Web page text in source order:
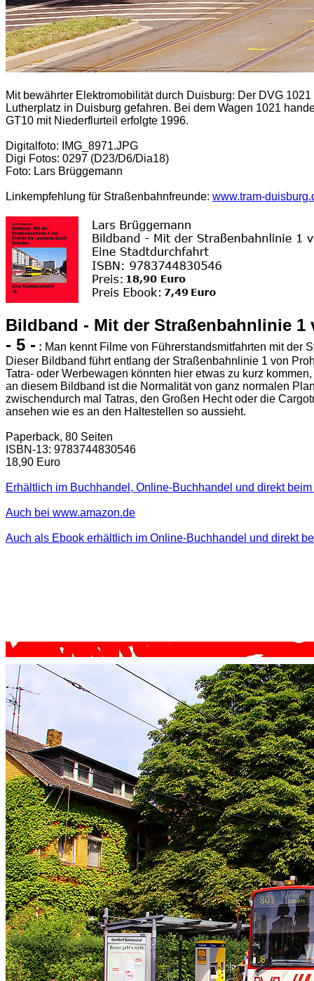
Mit bewährter Elektromobilität durch Duisburg: Der DVG
Lutherplatz in Duisburg gefahren. Bei dem Wagen 1021
GT10 mit Niederflurteil erfolgte 1996.
Digitalfoto: IMG_8971.JPG
Digi Fotos: 0297 (D23/D6/Dia18)
Foto: Lars Brüggemann
Linkempfehlung für Straßenbahnfreunde: www.tram-
Bildband - Mit der Straßenbahnlinie
- 5 - : Man kennt Filme von Führerstandsmitfahrten mit der
Dieser Bildband führt entlang der Straßenbahnlinie 1 von
Tatra- oder Werbewagen könnten hier etwas zu kurz
an diesem Bildband ist die Normalität von ganz normalen
zwischendurch mal Tatras, den Großen Hecht oder die
ansehen wie es an den Haltestellen so aussieht.
Paperback, 80 Seiten
ISBN-13: 9783744830546
18,90 Euro
Erhältlich im Buchhandel, Online-Buchhandel und direkt beim
Auch bei www.amazon.de
Auch als Ebook erhältlich im Online-Buchhandel und direkt